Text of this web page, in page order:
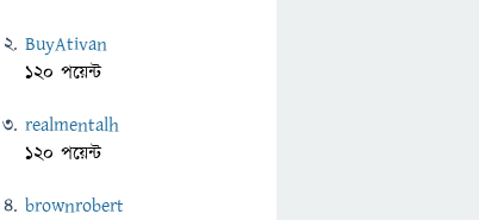
BuyAtivan
120 পয়েন্ট
realmentalh
120 পয়েন্ট
brownrobert